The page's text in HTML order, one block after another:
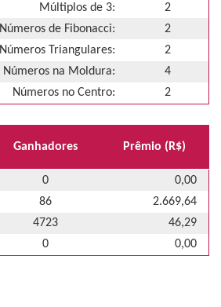
Múltiplos de 3:
2
Números de Fibonacci:
2
Números Triangulares:
2
Números na Moldura:
4
Números no Centro:
2
Ganhadores Prêmio (R$)
0
0,00
86
2.669,64
4723
46,29
0 0,00